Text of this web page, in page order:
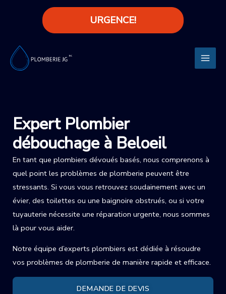
URGENCE!
Main
Expert Plombier
débouchage à Beloeil
En tant que plombiers dévoués basés, nous comprenons à
quel point les problèmes de plomberie peuvent être
stressants. Si vous vous retrouvez soudainement avec un
évier, des toilettes ou une baignoire obstrués, ou si votre
tuyauterie nécessite une réparation urgente, nous sommes
là pour vous aider.
Notre équipe d’experts plombiers est dédiée à résoudre
vos problèmes de plomberie de manière rapide et efficace.
DEMANDE DE DEVIS